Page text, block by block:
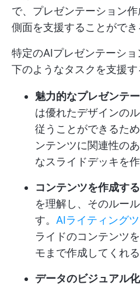
で、プレゼンテーション
側面を支援することができ
特定のAIプレゼンテーシ
下のようなタスクを支援す
魅力的なプレゼンテ
は優れたデザインの
従うことができるた
ンテンツに関連性の
なスライドデッキを
コンテンツを作成する
を理解し、そのルー
す。 AIライティング
ライドのコンテンツ
モまで作成してくれる
データのビジュアル